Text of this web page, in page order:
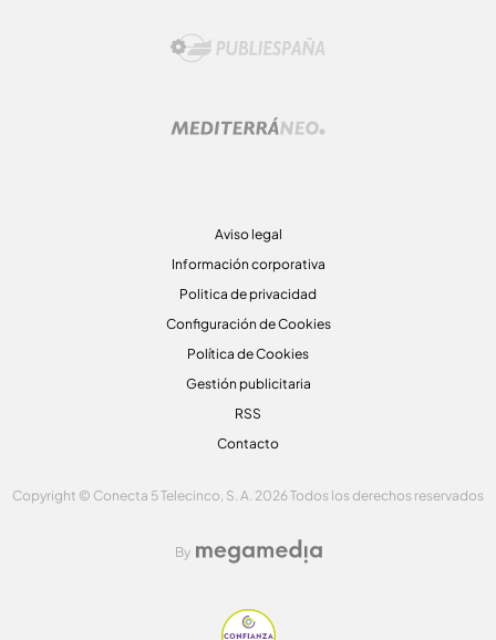
Aviso legal
Información corporativa
Politica de privacidad
Configuración de Cookies
Política de Cookies
Gestión publicitaria
RSS
Contacto
Copyright © Conecta 5 Telecinco, S. A. 2026 Todos los derechos reservados
By